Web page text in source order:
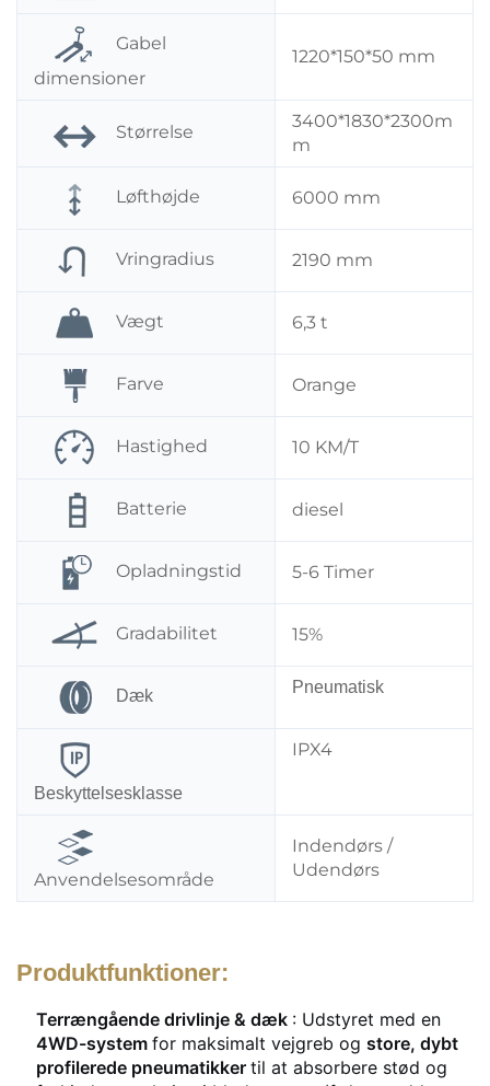
Gabel
dimensioner
1220*150*50 mm
Størrelse
3400*1830*2300m
m
Løfthøjde 6000 mm
Vringradius 2190 mm
Vægt 6,3 t
Farve Orange
Hastighed 10 KM/T
Batterie diesel
Opladningstid 5-6 Timer
Gradabilitet 15%
Dæk Pneumatisk
Beskyttelsesklasse
IPX4
Anvendelsesområde
Indendørs /
Udendørs
Produktfunktioner:
Terrængående drivlinje & dæk : Udstyret med en
4WD-system for maksimalt vejgreb og store, dybt
profilerede pneumatikker til at absorbere stød og